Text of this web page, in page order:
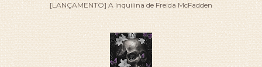
[LANÇAMENTO] A Inquilina de Freida McFadden